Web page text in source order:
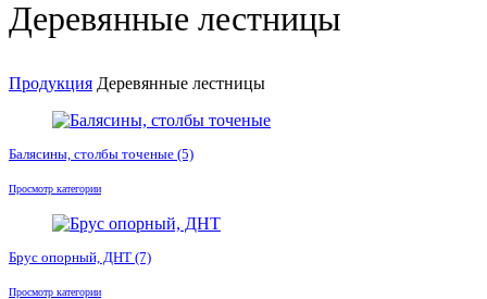
Деревянные лестницы
Продукция Деревянные лестницы
Балясины, столбы точеные (5)
Просмотр категории
Брус опорный, ДНТ (7)
Просмотр категории